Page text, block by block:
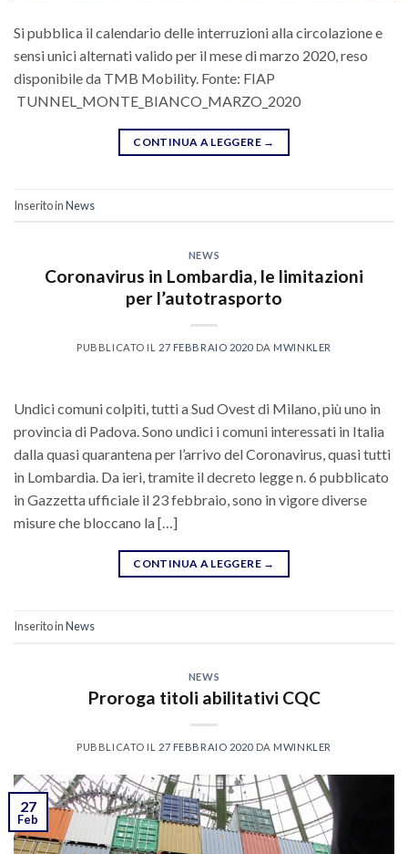
Si pubblica il calendario delle interruzioni alla circolazione e
sensi unici alternati valido per il mese di marzo 2020, reso
disponibile da TMB Mobility. Fonte: FIAP
TUNNEL_MONTE_BIANCO_MARZO_2020
CONTINUA A LEGGERE →
Inserito inNews
NEWS
Coronavirus in Lombardia, le limitazioni
per l’autotrasporto
PUBBLICATO IL 27 FEBBRAIO 2020 DA MWINKLER
Undici comuni colpiti, tutti a Sud Ovest di Milano, più uno in
provincia di Padova. Sono undici i comuni interessati in Italia
dalla quasi quarantena per l’arrivo del Coronavirus, quasi tutti
in Lombardia. Da ieri, tramite il decreto legge n. 6 pubblicato
in Gazzetta ufficiale il 23 febbraio, sono in vigore diverse
misure che bloccano la […]
CONTINUA A LEGGERE →
Inserito inNews
NEWS
Proroga titoli abilitativi CQC
PUBBLICATO IL 27 FEBBRAIO 2020 DA MWINKLER
27
Feb